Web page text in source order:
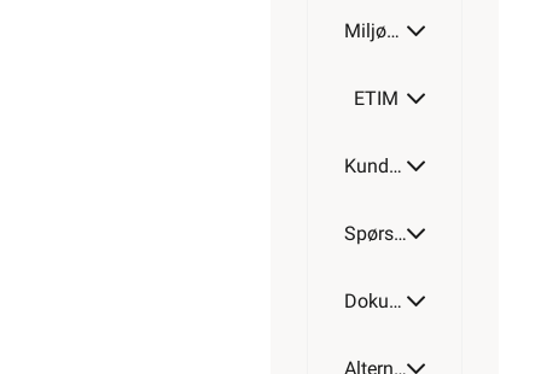
Miljøparametere
ETIM
Kundeomtale
Spørsmål og svar
Dokumentasjon
Alternative artikler